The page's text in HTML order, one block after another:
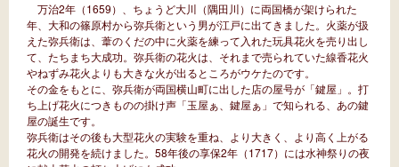
万治2年（1659）、ちょうど大川（隅田川）に両国橋が架けられた
年、大和の篠原村から弥兵衛という男が江戸に出てきました。火薬が扱
えた弥兵衛は、葦のくだの中に火薬を練って入れた玩具花火を売り出し
て、たちまち大成功。弥兵衛の花火は、それまで売られていた線香花火
やねずみ花火よりも大きな火が出るところがウケたのです。
その金をもとに、弥兵衛が両国横山町に出した店の屋号が「鍵屋」。打
ち上げ花火につきものの掛け声「玉屋ぁ、鍵屋ぁ」で知られる、あの鍵
屋の誕生です。
弥兵衛はその後も大型花火の実験を重ね、より大きく、より高く上がる
花火の開発を続けました。58年後の享保2年（1717）には水神祭りの夜